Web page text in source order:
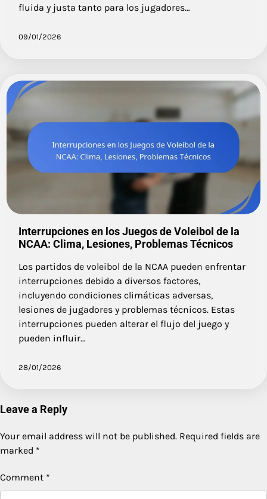
fluida y justa tanto para los jugadores…
09/01/2026
Interrupciones en los Juegos de Voleibol de la
NCAA: Clima, Lesiones, Problemas Técnicos
Los partidos de voleibol de la NCAA pueden enfrentar
interrupciones debido a diversos factores,
incluyendo condiciones climáticas adversas,
lesiones de jugadores y problemas técnicos. Estas
interrupciones pueden alterar el flujo del juego y
pueden influir…
28/01/2026
Leave a Reply
Your email address will not be published. Required fields are
marked *
Comment *